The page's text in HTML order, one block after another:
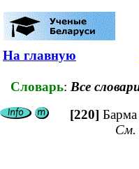
На главную
Словарь: Все
[220]
См.